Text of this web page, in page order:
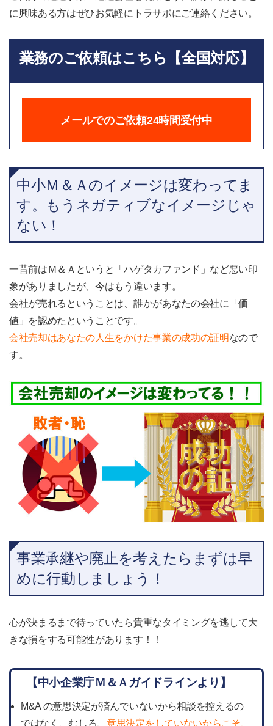
に興味ある方はぜひお気軽にトラサポにご連絡ください。
業務のご依頼はこちら【全国対応】
メールでのご依頼24時間受付中
中小Ｍ＆Ａのイメージは変わってま
す。もうネガティブなイメージじゃ
ない！
一昔前はＭ＆Ａというと「ハゲタカファンド」など悪い印
象がありましたが、今はもう違います。
会社が売れるということは、誰かがあなたの会社に「価
値」を認めたということです。
会社売却はあなたの人生をかけた事業の成功の証明なので
す。
事業承継や廃止を考えたらまずは早
めに行動しましょう！
心が決まるまで待っていたら貴重なタイミングを逃して大
きな損をする可能性があります！！
【中小企業庁Ｍ＆Ａガイドラインより】
M&A の意思決定が済んでいないから相談を控えるの
ではなく、むしろ、意思決定をしていないからこそ、